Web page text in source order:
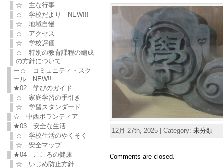
☆ 主な行事
☆ 学校だより NEW!!!
☆ 地域自慢
☆ アクセス
☆ 学校評価
☆ 特別の教育課程の編成
の方針について
ー☆ コミュニティ・スク
ール NEW!!
★02 学びのガイド
☆ 家庭学習の手引き
☆ 学習スタンダード
☆ 中西ボランティア
★03 安全な生活
☆ 学校生活のやくそく
☆ 安全マップ
★04 こころの健康
☆ いじめ防止方針
12月 27th, 2025 | Category: 未分類
Comments are closed.